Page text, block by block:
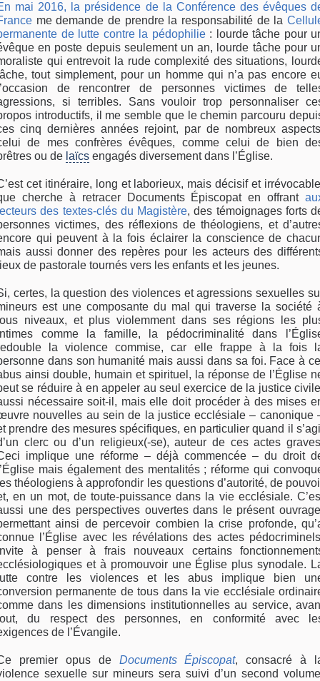
mai 2016, la présidence de la Conférence des évêques
me demande de prendre la responsabilité de la
de lutte contre la pédophilie : lourde tâche pour
en poste depuis seulement un an, lourde tâche pour
qui entrevoit la rude complexité des situations,
tout simplement, pour un homme qui n’a pas encore
de rencontrer de personnes victimes de
si terribles. Sans vouloir trop personnaliser
introductifs, il me semble que le chemin parcouru
cinq dernières années rejoint, par de nombreux
de mes confrères évêques, comme celui de bien
ou de laïcs engagés diversement dans l’Église.
cet itinéraire, long et laborieux, mais décisif et
cherche à retracer Documents Épiscopat en offrant
des textes-clés du Magistère, des témoignages forts
victimes, des réflexions de théologiens, et
qui peuvent à la fois éclairer la conscience de
aussi donner des repères pour les acteurs des
de pastorale tournés vers les enfants et les jeunes.
certes, la question des violences et agressions sexuelles
est une composante du mal qui traverse la société
niveaux, et plus violemment dans ses régions les
comme la famille, la pédocriminalité dans
la violence commise, car elle frappe à la fois
dans son humanité mais aussi dans sa foi. Face à
ainsi double, humain et spirituel, la réponse de l’Église
se réduire à en appeler au seul exercice de la justice
nécessaire soit-il, mais elle doit procéder à des mises
nouvelles au sein de la justice ecclésiale – canonique
prendre des mesures spécifiques, en particulier quand il
clerc ou d’un religieux(-se), auteur de ces actes
implique une réforme – déjà commencée – du droit
mais également des mentalités ; réforme qui
théologiens à approfondir les questions d’autorité, de
en un mot, de toute-puissance dans la vie ecclésiale.
une des perspectives ouvertes dans le présent
ainsi de percevoir combien la crise profonde,
l’Église avec les révélations des actes
à penser à frais nouveaux certains
et à promouvoir une Église plus synodale.
contre les violences et les abus implique bien
permanente de tous dans la vie ecclésiale
dans les dimensions institutionnelles au service,
du respect des personnes, en conformité avec
de l’Évangile.
premier opus de Documents Épiscopat, consacré à
sexuelle sur mineurs sera suivi d’un second